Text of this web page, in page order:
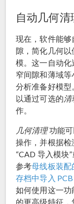
自动几何清
现在，软件能
隙，简化几何
模。这一自动
窄间隙和薄域
分析准备好模
以通过可选的清
作。
几何清理功能可
操作，并根据
“CAD 导入模块
参考母线板装配
存档中导入
如何使用这一
的更高级特征，